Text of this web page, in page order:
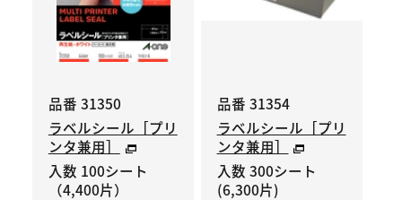
品番 31350
ラベルシール［プリ
ンタ兼用］
入数 100シート
（4,400片）
品番 31354
ラベルシール［プリ
ンタ兼用］
入数 300シート
(6,300片)